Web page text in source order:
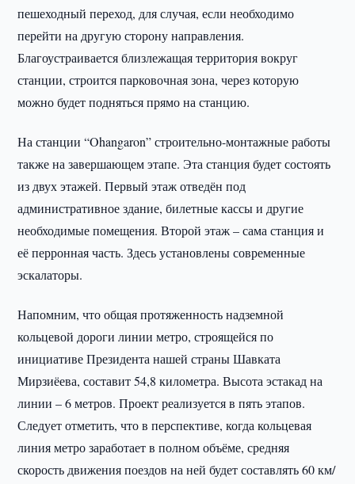
пешеходный переход, для случая, если необходимо
перейти на другую сторону направления.
Благоустраивается близлежащая территория вокруг
станции, строится парковочная зона, через которую
можно будет подняться прямо на станцию.
На станции “Ohangaron” строительно-монтажные работы
также на завершающем этапе. Эта станция будет состоять
из двух этажей. Первый этаж отведён под
административное здание, билетные кассы и другие
необходимые помещения. Второй этаж – сама станция и
её перронная часть. Здесь установлены современные
эскалаторы.
Напомним, что общая протяженность надземной
кольцевой дороги линии метро, строящейся по
инициативе Президента нашей страны Шавката
Мирзиёева, составит 54,8 километра. Высота эстакад на
линии – 6 метров. Проект реализуется в пять этапов.
Следует отметить, что в перспективе, когда кольцевая
линия метро заработает в полном объёме, средняя
скорость движения поездов на ней будет составлять 60 км/